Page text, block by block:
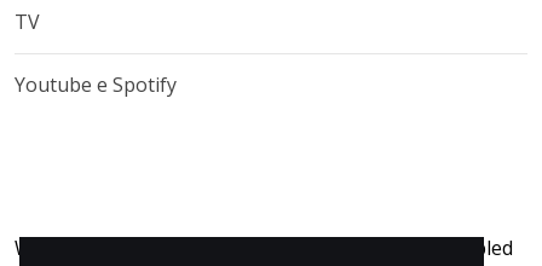
TV
Youtube e Spotify
When an unknown printer took a galley and scrambled